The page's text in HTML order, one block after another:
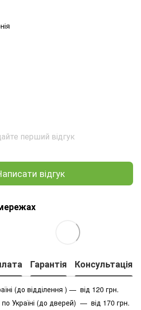
перший відгук
відгук
Гарантія Консультація
(до відділення ) — від 120 грн.
Україні (до дверей) — від 170 грн.